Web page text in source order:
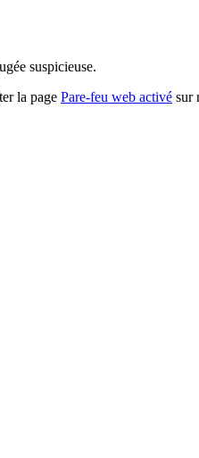
suspicieuse.
la page Pare-feu web activé sur